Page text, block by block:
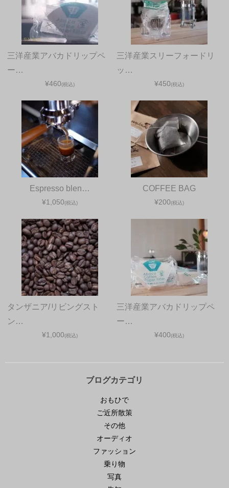
三洋産業アバカドリップペ
ー…
¥460(税込)
三洋産業スリーフォードリ
ッ…
¥450(税込)
Espresso blen…
¥1,050(税込)
COFFEE BAG
¥200(税込)
タンザニア/リビングスト
ン…
¥1,000(税込)
三洋産業アバカドリップペ
ー…
¥400(税込)
ブログカテゴリ
おもひで
ご近所散策
その他
オーディオ
ファッション
乗り物
写真